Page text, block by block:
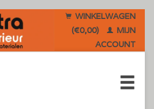
WINKELWAGEN
(€0,00)
MIJN
ACCOUNT